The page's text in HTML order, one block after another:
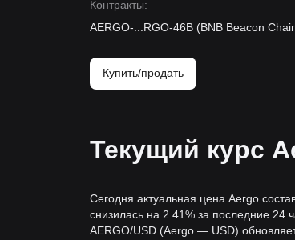
Контракты:
AERGO-
RGO-46B (BNB Beacon
Купить/продать
Текущий курс
Сегодня актуальная цена Aergo
снизилась на 2.41% за последние 24
AERGO/USD (Aergo — USD)